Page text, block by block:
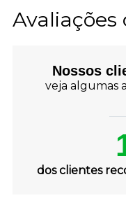
Avaliações
Nossos
veja algumas
dos clientes